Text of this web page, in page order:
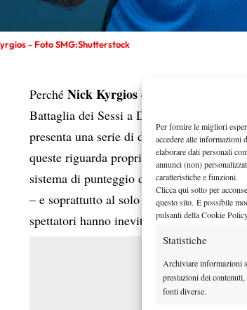
Per fornire le migliori
accedere alle informazioni
elaborare dati personali
annunci (non)
caratteristiche e funzioni.
Clicca qui sotto per
questo sito. È possibile
pulsanti della Cookie
Statistiche
Archiviare informazioni
prestazioni dei
fonti diverse.
- Foto SMG:Shutterstock
PerchéNick Kyrgios e
Battaglia dei Sessi a Dubai? Lo speciale
presenta una serie di differenze rispetto
queste riguarda proprio la metà del
sistema di punteggio diverso – c’è un
– e soprattutto al solo servizio a
spettatori hanno inevitabilmente fatto